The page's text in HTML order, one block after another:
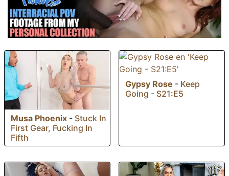
Musa Phoenix - Stuck In
First Gear, Fucking In
Fifth
Gypsy Rose - Keep
Going - S21:E5